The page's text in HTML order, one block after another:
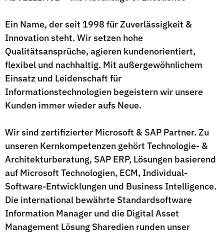
Ein Name, der seit 1998 für Zuverlässigkeit &
Innovation steht. Wir setzen hohe
Qualitätsansprüche, agieren kundenorientiert,
flexibel und nachhaltig. Mit außergewöhnlichem
Einsatz und Leidenschaft für
Informationstechnologien begeistern wir unsere
Kunden immer wieder aufs Neue.
Wir sind zertifizierter Microsoft & SAP Partner. Zu
unseren Kernkompetenzen gehört Technologie- &
Architekturberatung, SAP ERP, Lösungen basierend
auf Microsoft Technologien, ECM, Individual-
Software-Entwicklungen und Business Intelligence.
Die international bewährte Standardsoftware
Information Manager und die Digital Asset
Management Lösung Sharedien runden unser